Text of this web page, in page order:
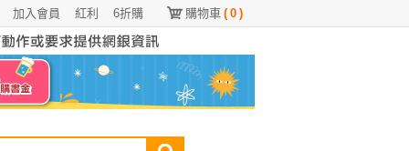
購物車 ( 0 )
6折購
紅利
加入會員